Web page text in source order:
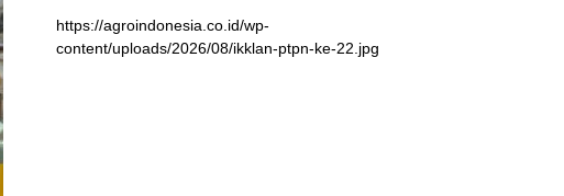
https://agroindonesia.co.id/wp-
content/uploads/2026/08/ikklan-ptpn-ke-22.jpg